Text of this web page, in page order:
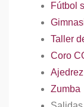
Fútbol
Taller
Coro
Ajedrez
Zumba